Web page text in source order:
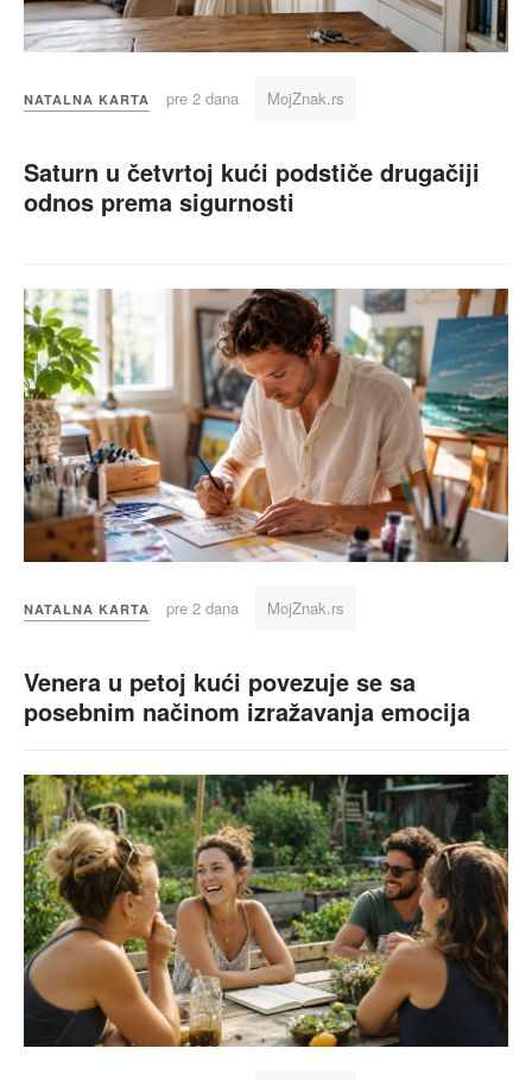
NATALNA KARTA pre 2 dana MojZnak.rs
Saturn u četvrtoj kući podstiče drugačiji
odnos prema sigurnosti
NATALNA KARTA pre 2 dana MojZnak.rs
Venera u petoj kući povezuje se sa
posebnim načinom izražavanja emocija